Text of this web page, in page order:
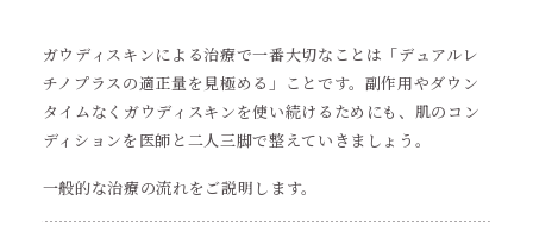
ガウディスキンによる治療で一番大切なことは「デュアルレ
チノプラスの適正量を見極める」ことです。副作用やダウン
タイムなくガウディスキンを使い続けるためにも、肌のコン
ディションを医師と二人三脚で整えていきましょう。
一般的な治療の流れをご説明します。